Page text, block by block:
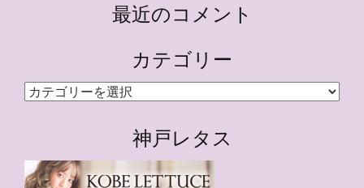
最近のコメント
カテゴリー
カ
ー
神戸レタス